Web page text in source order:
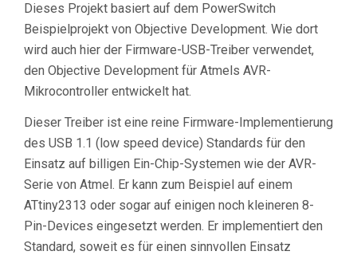
Dieses Projekt basiert auf dem PowerSwitch
Beispielprojekt von Objective Development. Wie dort
wird auch hier der Firmware-USB-Treiber verwendet,
den Objective Development für Atmels AVR-
Mikrocontroller entwickelt hat.
Dieser Treiber ist eine reine Firmware-Implementierung
des USB 1.1 (low speed device) Standards für den
Einsatz auf billigen Ein-Chip-Systemen wie der AVR-
Serie von Atmel. Er kann zum Beispiel auf einem
ATtiny2313 oder sogar auf einigen noch kleineren 8-
Pin-Devices eingesetzt werden. Er implementiert den
Standard, soweit es für einen sinnvollen Einsatz